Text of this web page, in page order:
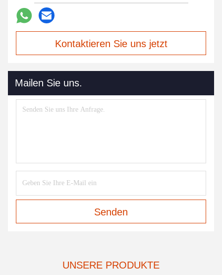
Kontaktieren Sie uns jetzt
Mailen Sie uns.
Senden
UNSERE PRODUKTE